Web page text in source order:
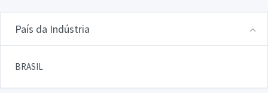
País da Indústria
BRASIL